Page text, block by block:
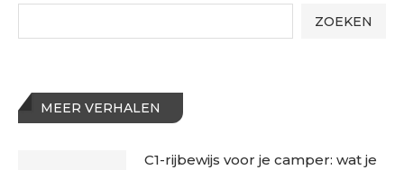
ZOEKEN
MEER VERHALEN
C1-rijbewijs voor je camper: wat je